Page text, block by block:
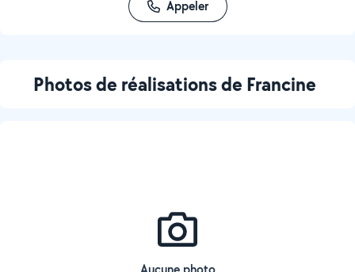
Appeler
Photos de réalisations de Francine